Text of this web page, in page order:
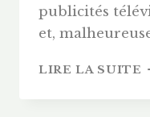
publicités
et,
LIRE LA SUITE